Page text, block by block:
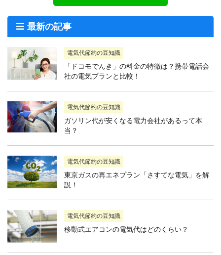
最新の記事
電気代節約の豆知識
「ドコモでんき」の料金の特徴は？携帯電話会
社の電気プランと比較！
電気代節約の豆知識
ガソリン代が安くなる電力会社があるって本
当？
電気代節約の豆知識
東京ガスの再エネプラン「さすてな電気」を解
説！
電気代節約の豆知識
移動式エアコンの電気代はどのくらい？